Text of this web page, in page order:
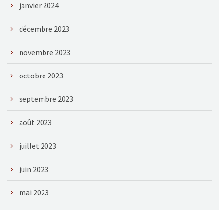
janvier 2024
décembre 2023
novembre 2023
octobre 2023
septembre 2023
août 2023
juillet 2023
juin 2023
mai 2023